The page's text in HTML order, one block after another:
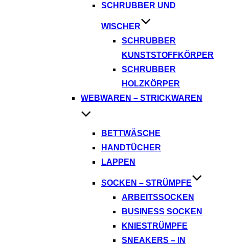
SCHRUBBER UND
WISCHER
SCHRUBBER
KUNSTSTOFFKÖRPER
SCHRUBBER
HOLZKÖRPER
WEBWAREN – STRICKWAREN
BETTWÄSCHE
HANDTÜCHER
LAPPEN
SOCKEN – STRÜMPFE
ARBEITSSOCKEN
BUSINESS SOCKEN
KNIESTRÜMPFE
SNEAKERS – IN